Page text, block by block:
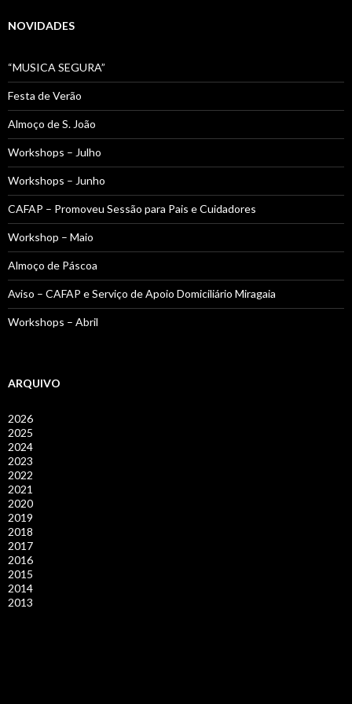
NOVIDADES
“MUSICA SEGURA”
Festa de Verão
Almoço de S. João
Workshops – Julho
Workshops – Junho
CAFAP – Promoveu Sessão para Pais e Cuidadores
Workshop – Maio
Almoço de Páscoa
Aviso – CAFAP e Serviço de Apoio Domiciliário Miragaia
Workshops – Abril
ARQUIVO
2026
2025
2024
2023
2022
2021
2020
2019
2018
2017
2016
2015
2014
2013